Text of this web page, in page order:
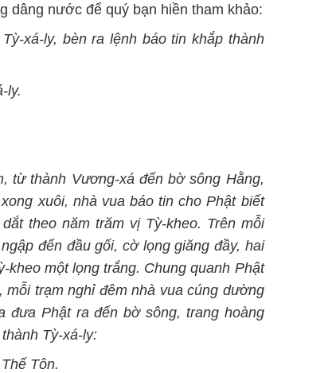
dâng nước để quý bạn hiền tham khảo:
xá-ly, bèn ra lệnh báo tin khắp thành
ly.
từ thành Vương-xá đến bờ sông Hằng,
xuôi, nhà vua báo tin cho Phật biết
theo năm trăm vị Tỳ-kheo. Trên mỗi
đến đầu gối, cờ lọng giăng đầy, hai
kheo một lọng trắng. Chung quanh Phật
trạm nghỉ đêm nhà vua cúng dường
đưa Phật ra đến bờ sông, trang hoàng
Tỳ-xá-ly:
Tôn.